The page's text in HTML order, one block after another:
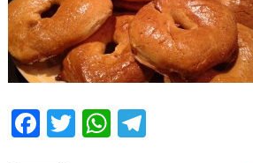
Facebook
Twitter
WhatsApp
Telegram